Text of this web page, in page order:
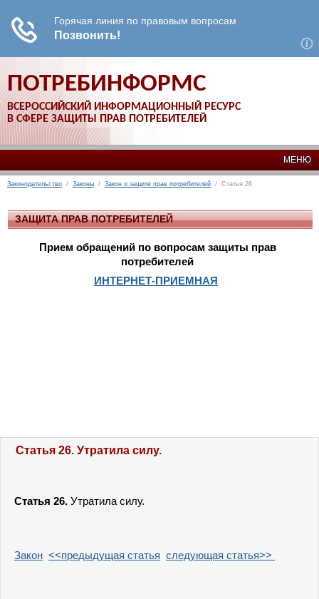
ПОТРЕБИНФОРМС
ВСЕРОССИЙСКИЙ ИНФОРМАЦИОННЫЙ РЕСУРС
В СФЕРЕ ЗАЩИТЫ ПРАВ ПОТРЕБИТЕЛЕЙ
МЕНЮ
Законодательство / Законы / Закон о защите прав потребителей / Статья 26
ЗАЩИТА ПРАВ ПОТРЕБИТЕЛЕЙ
Прием обращений по вопросам защиты прав
потребителей
ИНТЕРНЕТ-ПРИЕМНАЯ
Статья 26. Утратила силу.
Статья 26. Утратила силу.
Закон <<предыдущая статья следующая статья>>